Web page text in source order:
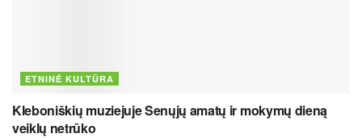
ETNINĖ KULTŪRA
Kleboniškių muziejuje Senųjų amatų ir mokymų dieną
veiklų netrūko